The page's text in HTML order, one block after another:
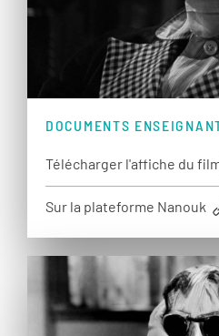
DOCUMENTS
Télécharger l'affiche du
Sur la plateforme Nanouk